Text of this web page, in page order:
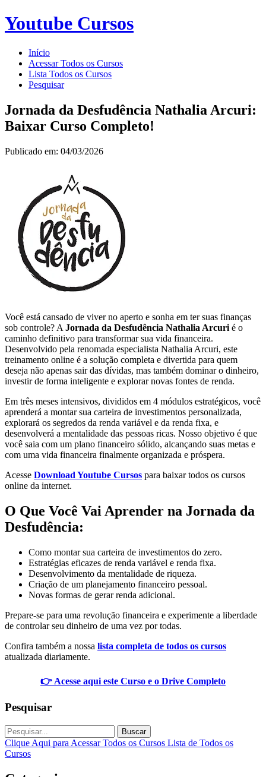
Youtube Cursos
Início
Acessar Todos os Cursos
Lista Todos os Cursos
Pesquisar
Jornada da Desfudência Nathalia Arcuri:
Baixar Curso Completo!
Publicado em: 04/03/2026
Você está cansado de viver no aperto e sonha em ter suas finanças
sob controle? A Jornada da Desfudência Nathalia Arcuri é o
caminho definitivo para transformar sua vida financeira.
Desenvolvido pela renomada especialista Nathalia Arcuri, este
treinamento online é a solução completa e divertida para quem
deseja não apenas sair das dívidas, mas também dominar o dinheiro,
investir de forma inteligente e explorar novas fontes de renda.
Em três meses intensivos, divididos em 4 módulos estratégicos, você
aprenderá a montar sua carteira de investimentos personalizada,
explorará os segredos da renda variável e da renda fixa, e
desenvolverá a mentalidade das pessoas ricas. Nosso objetivo é que
você saia com um plano financeiro sólido, alcançando suas metas e
com uma vida financeira finalmente organizada e próspera.
Acesse Download Youtube Cursos para baixar todos os cursos
online da internet.
O Que Você Vai Aprender na Jornada da
Desfudência:
Como montar sua carteira de investimentos do zero.
Estratégias eficazes de renda variável e renda fixa.
Desenvolvimento da mentalidade de riqueza.
Criação de um planejamento financeiro pessoal.
Novas formas de gerar renda adicional.
Prepare-se para uma revolução financeira e experimente a liberdade
de controlar seu dinheiro de uma vez por todas.
Confira também a nossa lista completa de todos os cursos
atualizada diariamente.
👉 Acesse aqui este Curso e o Drive Completo
Pesquisar
Buscar
Clique Aqui para Acessar Todos os Cursos Lista de Todos os
Cursos